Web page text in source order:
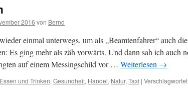
2016 von Bernd
einmal unterwegs, um als „Beamtenfahrer“ auch
Es ging mehr als zäh vorwärts. Und dann sah ich auch
auf einem Messingschild vor … Weiterlesen →
Essen und Trinken, Gesundheit, Handel, Natur, Taxi |